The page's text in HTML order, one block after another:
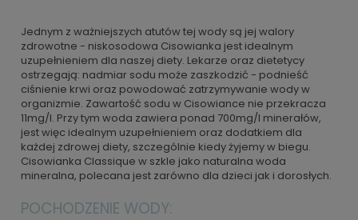
Jednym z ważniejszych atutów tej wody są jej walory
zdrowotne - niskosodowa Cisowianka jest idealnym
uzupełnieniem dla naszej diety. Lekarze oraz dietetycy
ostrzegają: nadmiar sodu może zaszkodzić - podnieść
ciśnienie krwi oraz powodować zatrzymywanie wody w
organizmie. Zawartość sodu w Cisowiance nie przekracza
11mg/l. Przy tym woda zawiera ponad 700mg/l minerałów,
jest więc idealnym uzupełnieniem oraz dodatkiem dla
każdej zdrowej diety, szczególnie kiedy żyjemy w biegu.
Cisowianka Classique w szkle jako naturalna woda
mineralna, polecana jest zarówno dla dzieci jak i dorosłych.
POCHODZENIE WODY: